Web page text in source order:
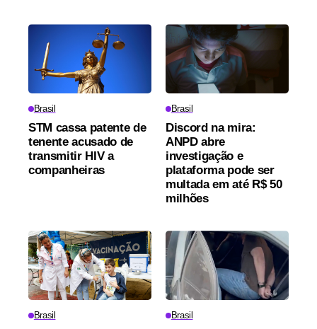
Brasil
STM cassa patente de
tenente acusado de
transmitir HIV a
companheiras
Brasil
Discord na mira:
ANPD abre
investigação e
plataforma pode ser
multada em até R$ 50
milhões
Brasil Brasil